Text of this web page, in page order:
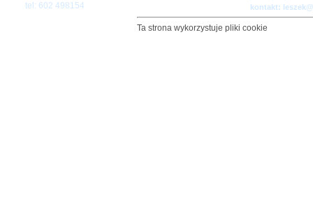
tel: 602 498154
kontakt:
Ta strona wykorzystuje pliki cookie